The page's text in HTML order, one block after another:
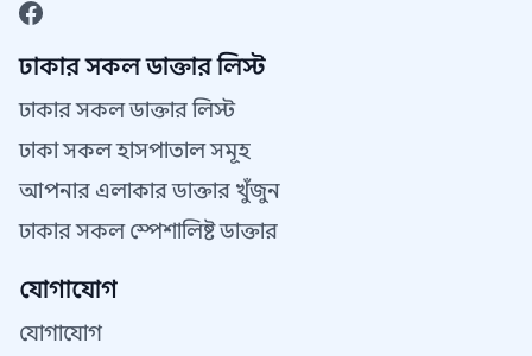
ঢাকার সকল ডাক্তার লিস্ট
ঢাকার সকল ডাক্তার লিস্ট
ঢাকা সকল হাসপাতাল সমূহ
আপনার এলাকার ডাক্তার খুঁজুন
ঢাকার সকল স্পেশালিষ্ট ডাক্তার
যোগাযোগ
যোগাযোগ